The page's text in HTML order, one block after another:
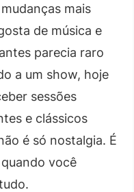
mais
de música e
parecia raro
a um show, hoje
sessões
e clássicos
é só nostalgia. É
você